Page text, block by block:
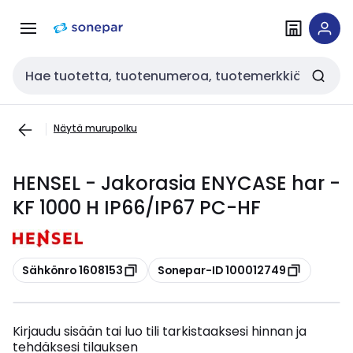
navigointiinsisältöön
Haku
Näytä murupolku
HENSEL - Jakorasia ENYCASE har -
KF 1000 H IP66/IP67 PC-HF
Kopioi
Sähkönro 1608153 Kopioi
Sonepar-ID 100012749
Kirjaudu sisään tai luo tili tarkistaaksesi hinnan ja
tehdäksesi tilauksen